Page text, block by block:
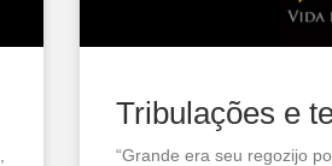
Tribulações e
“Grande era seu regozijo